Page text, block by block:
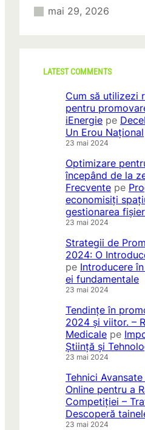
mai 29, 2026
LATEST COMMENTS
Cum să utilizezi
pentru
iEnergie pe
Un Erou Național
23 mai 2024
Optimizare
începând de la
Frecvente pe
economisiți
gestionarea
23 mai 2024
Strategii de
2024: O
pe Introducere
ei fundamentale
23 mai 2024
Tendințe în
2024 și viitor. –
Medicale pe
Știință și
23 mai 2024
Tehnici
Online pentru a
Competiției –
Descoperă
23 mai 2024